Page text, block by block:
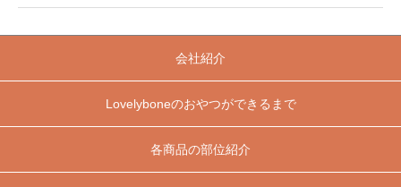
会社紹介
Lovelyboneのおやつができるまで
各商品の部位紹介